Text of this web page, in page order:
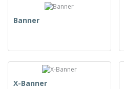
Banner
X-Banner